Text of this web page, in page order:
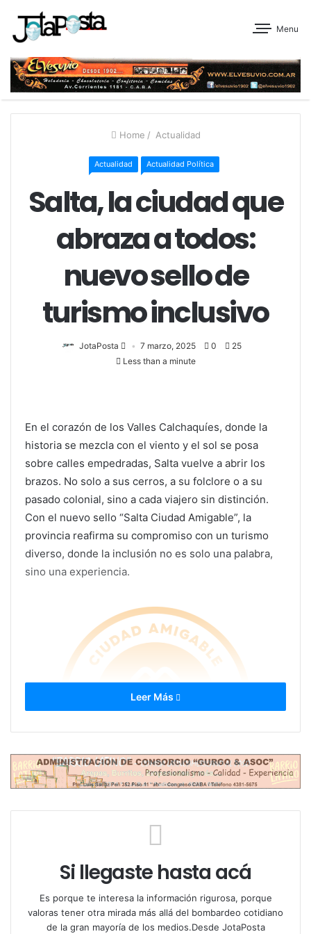
Menu
Home / Actualidad
Actualidad Actualidad Política
Salta, la ciudad que
abraza a todos:
nuevo sello de
turismo inclusivo
JotaPosta 7 marzo, 2025 0
25
Less than a minute
En el corazón de los Valles Calchaquíes, donde la
historia se mezcla con el viento y el sol se posa
sobre calles empedradas, Salta vuelve a abrir los
brazos. No solo a sus cerros, a su folclore o a su
pasado colonial, sino a cada viajero sin distinción.
Con el nuevo sello “Salta Ciudad Amigable”, la
provincia reafirma su compromiso con un turismo
diverso, donde la inclusión no es solo una palabra,
sino una experiencia.
accesibilidad y la no discriminación. El programa
busca generar espacios seguros y hospitalarios para
todos los visitantes, desde alojamientos y
restaurantes hasta agencias de viajes y experiencias
Leer Más
Si llegaste hasta acá
Es porque te interesa la información rigurosa, porque
valoras tener otra mirada más allá del bombardeo cotidiano
de la gran mayoría de los medios.Desde JotaPosta